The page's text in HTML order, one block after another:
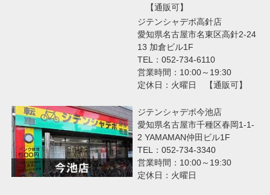
【通販可】
ジテンシャデポ高針店
愛知県名古屋市名東区高針2-24
13 加倉ビル1F
TEL：052-734-6110
営業時間：10:00～19:30
定休日：火曜日 【通販可】
ジテンシャデポ今池店
愛知県名古屋市千種区春岡1-1-
2 YAMAMAN仲田ビル1F
TEL：052-734-3340
営業時間：10:00～19:30
定休日：火曜日